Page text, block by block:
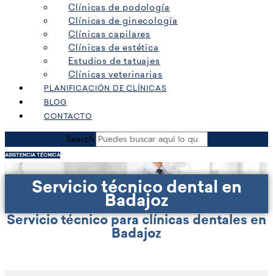
Clínicas de podología
Clínicas de ginecología
Clínicas capilares
Clínicas de estética
Estudios de tatuajes
Clínicas veterinarias
PLANIFICACIÓN DE CLÍNICAS
BLOG
CONTACTO
Search
ASISTENCIA TÉCNICA
Servicio técnico dental en
Badajoz
Servicio técnico para clínicas dentales en
Badajoz